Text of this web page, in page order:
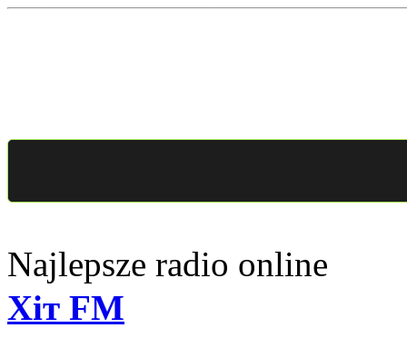
Najlepsze radio online
Хіт FM